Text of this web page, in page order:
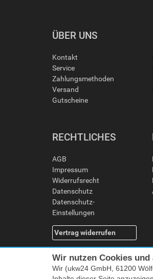
ÜBER UNS
Kontakt
Service
Zahlungsmethoden
Versand
Gutscheine
RECHTLICHES
AGB
Impressum
Widerrufsrecht
Datenschutz
Datenschutz-
Einstellungen
Vertrag widerrufen
Wir nutzen Cookies und
Wir (ukw24 GmbH, 61200